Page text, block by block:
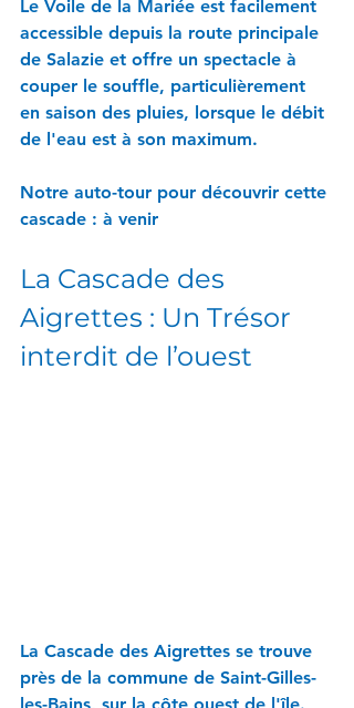
Le Voile de la Mariée est facilement
accessible depuis la route principale
de Salazie et offre un spectacle à
couper le souffle, particulièrement
en saison des pluies, lorsque le débit
de l'eau est à son maximum.
Notre auto-tour pour découvrir cette
cascade : à venir
La Cascade des
Aigrettes : Un Trésor
interdit de l’ouest
La Cascade des Aigrettes se trouve
près de la commune de Saint-Gilles-